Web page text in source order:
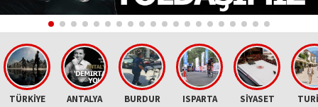
TÜRKİYE ANTALYA BURDUR ISPARTA SİYASET